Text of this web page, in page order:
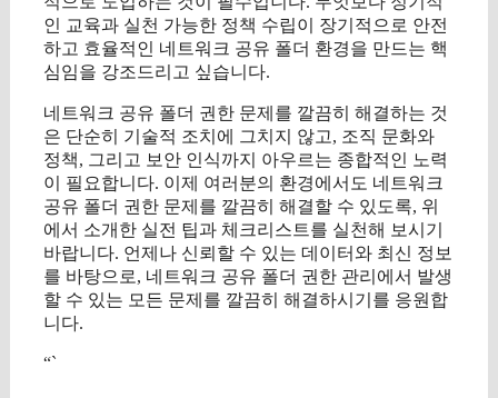
인 교육과 실천 가능한 정책 수립이 장기적으로 안전
하고 효율적인 네트워크 공유 폴더 환경을 만드는 핵
심임을 강조드리고 싶습니다.
네트워크 공유 폴더 권한 문제를 깔끔히 해결하는 것
은 단순히 기술적 조치에 그치지 않고, 조직 문화와
정책, 그리고 보안 인식까지 아우르는 종합적인 노력
이 필요합니다. 이제 여러분의 환경에서도 네트워크
공유 폴더 권한 문제를 깔끔히 해결할 수 있도록, 위
에서 소개한 실전 팁과 체크리스트를 실천해 보시기
바랍니다. 언제나 신뢰할 수 있는 데이터와 최신 정보
를 바탕으로, 네트워크 공유 폴더 권한 관리에서 발생
할 수 있는 모든 문제를 깔끔히 해결하시기를 응원합
니다.
“`